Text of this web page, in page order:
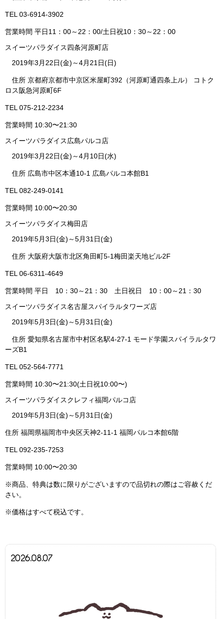
2026.08.07
TEL 03-6914-3902
営業時間 平日11：00～22：00/土日祝10：30～22：00
スイーツパラダイス四条河原町店
2019年3月22日(金)～4月21日(日)
住所 京都府京都市中京区米屋町392（河原町通四条上ル） コトク
ロス阪急河原町6F
TEL 075-212-2234
営業時間 10:30〜21:30
スイーツパラダイス広島パルコ店
2019年3月22日(金)～4月10日(水)
住所 広島市中区本通10-1 広島パルコ本館B1
TEL 082-249-0141
営業時間 10:00〜20:30
スイーツパラダイス梅田店
2019年5月3日(金)～5月31日(金)
住所 大阪府大阪市北区角田町5-1梅田楽天地ビル2F
TEL 06-6311-4649
営業時間 平日 10：30～21：30 土日祝日 10：00～21：30
スイーツパラダイス名古屋スパイラルタワーズ店
2019年5月3日(金)～5月31日(金)
住所 愛知県名古屋市中村区名駅4-27-1 モード学園スパイラルタワ
ーズB1
TEL 052-564-7771
営業時間 10:30〜21:30(土日祝10:00〜)
スイーツパラダイスクレフィ福岡パルコ店
2019年5月3日(金)～5月31日(金)
住所 福岡県福岡市中央区天神2-11-1 福岡パルコ本館6階
TEL 092-235-7253
営業時間 10:00〜20:30
※商品、特典は数に限りがございますので品切れの際はご容赦くだ
さい。
※価格はすべて税込です。